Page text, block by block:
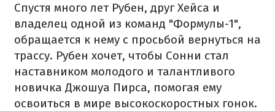
Спустя много лет Рубен, друг Хейса и
владелец одной из команд "Формулы-1",
обращается к нему с просьбой вернуться на
трассу. Рубен хочет, чтобы Сонни стал
наставником молодого и талантливого
новичка Джошуа Пирса, помогая ему
освоиться в мире высокоскоростных гонок.